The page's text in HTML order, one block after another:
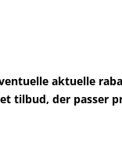
aktuelle
tilbud, der passer